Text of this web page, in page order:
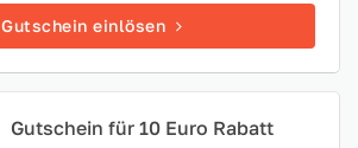
Gutschein einlösen
Gutschein für 10 Euro Rabatt